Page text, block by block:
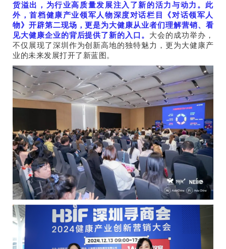
货溢出，为行业高质量发展注入了新的活力与动力。此
外，首档健康产业领军人物深度对话栏目《对话领军人
物》开辟第二现场，更是为大健康从业者们理解营销、看
见大健康企业的背后提供了新的入口。 大会的成功举办，
不仅展现了深圳作为创新高地的独特魅力，更为大健康产
业的未来发展打开了新蓝图。